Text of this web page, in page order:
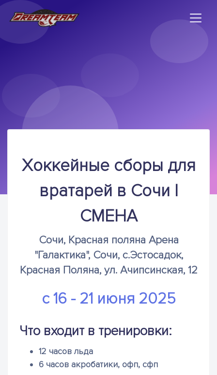
Хоккейные сборы для
вратарей в Сочи I
СМЕНА
Сочи, Красная поляна Арена
"Галактика", Сочи, с.Эстосадок,
Красная Поляна, ул. Ачипсинская, 12
с 16 - 21 июня 2025
Что входит в тренировки:
12 часов льда
6 часов акробатики, офп, сфп